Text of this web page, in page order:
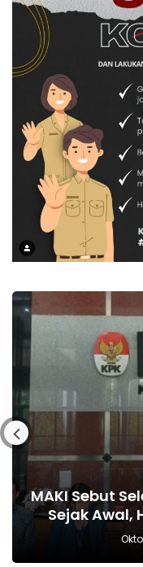
HUT
yang Tepat
MAKI Sebut
Sejak Awal,
Polda Metro
Tersangka
Kejari